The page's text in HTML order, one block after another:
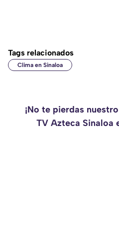
Tags relacionados
Clima en Sinaloa
¡No te pierdas
TV Azteca Sinaloa